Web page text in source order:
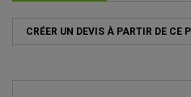
CRÉER UN DEVIS À PARTIR DE CE